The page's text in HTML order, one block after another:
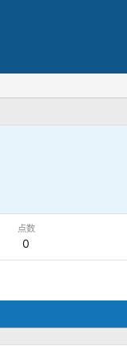
点数
0